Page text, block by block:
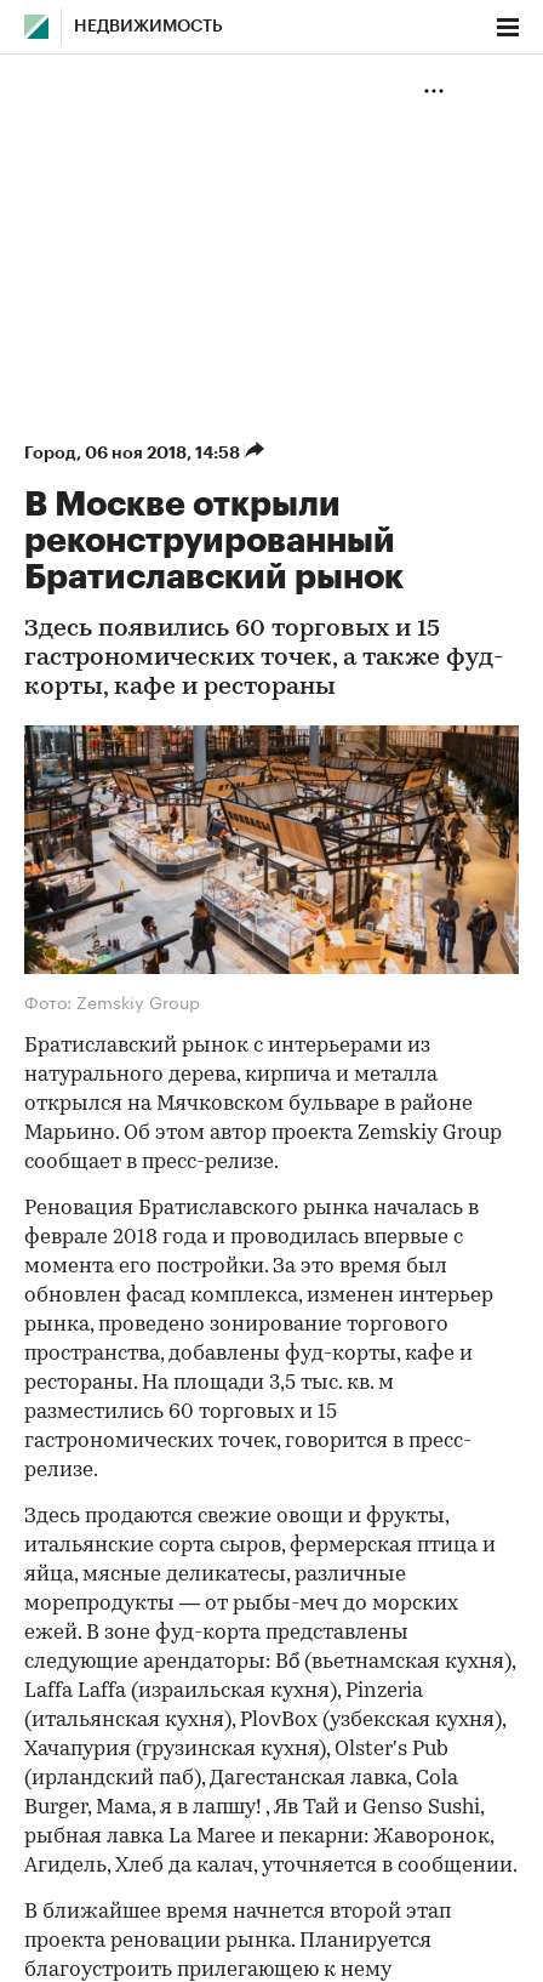
НЕДВИЖИМОСТЬ
Город⁠, 06 ноя 2018, 14:58
В Москве открыли
реконструированный
Братиславский рынок
Здесь появились 60 торговых и 15
гастрономических точек, а также фуд-
корты, кафе и рестораны
Фото: Zemskiy Group
Братиславский рынок с интерьерами из
натурального дерева, кирпича и металла
открылся на Мячковском бульваре в районе
Марьино. Об этом автор проекта Zemskiy Group
сообщает в пресс-релизе.
Реновация Братиславского рынка началась в
феврале 2018 года и проводилась впервые с
момента его постройки. За это время был
обновлен фасад комплекса, изменен интерьер
рынка, проведено зонирование торгового
пространства, добавлены фуд-корты, кафе и
рестораны. На площади 3,5 тыс. кв. м
разместились 60 торговых и 15
гастрономических точек, говорится в пресс-
релизе.
Здесь продаются свежие овощи и фрукты,
итальянские сорта сыров, фермерская птица и
яйца, мясные деликатесы, различные
морепродукты — от рыбы-меч до морских
ежей. В зоне фуд-корта представлены
следующие арендаторы: Bổ (вьетнамская кухня),
Laffa Laffa (израильская кухня), Pinzeria
(итальянская кухня), PlovBox (узбекская кухня),
Хачапурия (грузинская кухня), Olster's Pub
(ирландский паб), Дагестанская лавка, Cola
Burger, Мама, я в лапшу! , Яв Тай и Genso Sushi,
рыбная лавка La Maree и пекарни: Жаворонок,
Агидель, Хлеб да калач, уточняется в сообщении.
В ближайшее время начнется второй этап
проекта реновации рынка. Планируется
благоустроить прилегающею к нему